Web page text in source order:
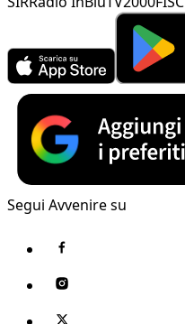
Segui Avvenire su